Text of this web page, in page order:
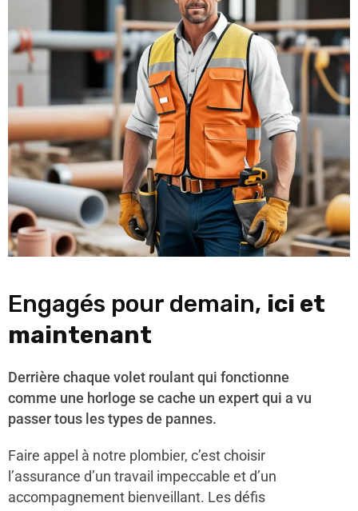
Engagés pour demain, ici et
maintenant
Derrière chaque volet roulant qui fonctionne
comme une horloge se cache un expert qui a vu
passer tous les types de pannes.
Faire appel à notre plombier, c’est choisir
l’assurance d’un travail impeccable et d’un
accompagnement bienveillant. Les défis